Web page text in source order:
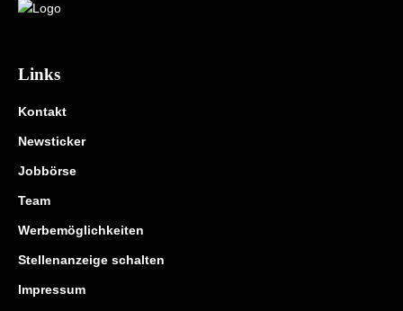
Links
Kontakt
Newsticker
Jobbörse
Team
Werbemöglichkeiten
Stellenanzeige schalten
Impressum